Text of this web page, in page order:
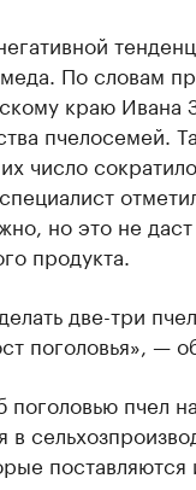
По словам
краю Ивана
пчелосемей.
число
но это не
продукта.
две-три
поголовья», —
пчел
поставляются